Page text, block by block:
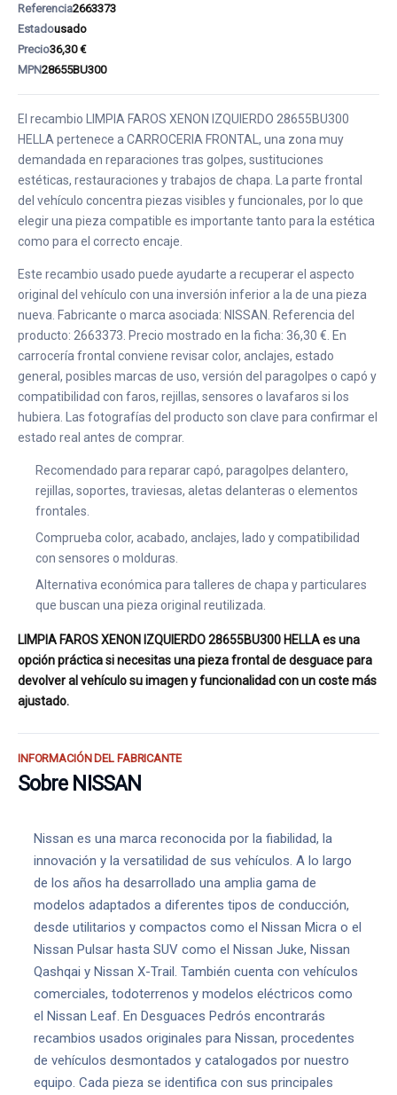
Referencia2663373
Estadousado
Precio36,30 €
MPN28655BU300
El recambio LIMPIA FAROS XENON IZQUIERDO 28655BU300
HELLA pertenece a CARROCERIA FRONTAL, una zona muy
demandada en reparaciones tras golpes, sustituciones
estéticas, restauraciones y trabajos de chapa. La parte frontal
del vehículo concentra piezas visibles y funcionales, por lo que
elegir una pieza compatible es importante tanto para la estética
como para el correcto encaje.
Este recambio usado puede ayudarte a recuperar el aspecto
original del vehículo con una inversión inferior a la de una pieza
nueva. Fabricante o marca asociada: NISSAN. Referencia del
producto: 2663373. Precio mostrado en la ficha: 36,30 €. En
carrocería frontal conviene revisar color, anclajes, estado
general, posibles marcas de uso, versión del paragolpes o capó y
compatibilidad con faros, rejillas, sensores o lavafaros si los
hubiera. Las fotografías del producto son clave para confirmar el
estado real antes de comprar.
Recomendado para reparar capó, paragolpes delantero,
rejillas, soportes, traviesas, aletas delanteras o elementos
frontales.
Comprueba color, acabado, anclajes, lado y compatibilidad
con sensores o molduras.
Alternativa económica para talleres de chapa y particulares
que buscan una pieza original reutilizada.
LIMPIA FAROS XENON IZQUIERDO 28655BU300 HELLA es una
opción práctica si necesitas una pieza frontal de desguace para
devolver al vehículo su imagen y funcionalidad con un coste más
ajustado.
INFORMACIÓN DEL FABRICANTE
Sobre NISSAN
Nissan es una marca reconocida por la fiabilidad, la
innovación y la versatilidad de sus vehículos. A lo largo
de los años ha desarrollado una amplia gama de
modelos adaptados a diferentes tipos de conducción,
desde utilitarios y compactos como el Nissan Micra o el
Nissan Pulsar hasta SUV como el Nissan Juke, Nissan
Qashqai y Nissan X-Trail. También cuenta con vehículos
comerciales, todoterrenos y modelos eléctricos como
el Nissan Leaf. En Desguaces Pedrós encontrarás
recambios usados originales para Nissan, procedentes
de vehículos desmontados y catalogados por nuestro
equipo. Cada pieza se identifica con sus principales